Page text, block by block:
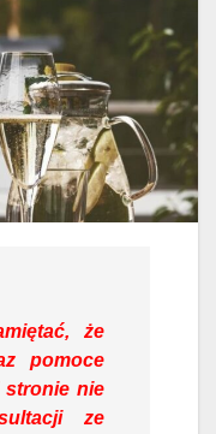
że
pomoce
stronie nie
ze